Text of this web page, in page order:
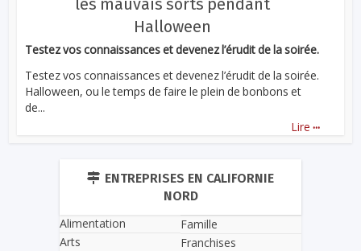
Halloween
Testez vos connaissances et devenez l’érudit de la soirée.
Testez vos connaissances et devenez l’érudit de la soirée.
Halloween, ou le temps de faire le plein de bonbons et
de...
Lire ...
ENTREPRISES EN CALIFORNIE
NORD
Alimentation
Arts
Famille
Franchises